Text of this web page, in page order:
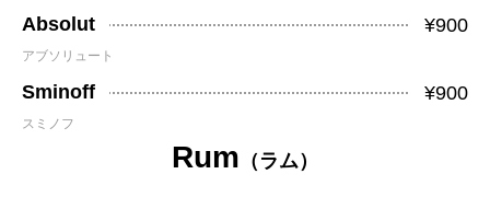
Absolut ¥900
アブソリュート
Sminoff ¥900
スミノフ
Rum （ラム）